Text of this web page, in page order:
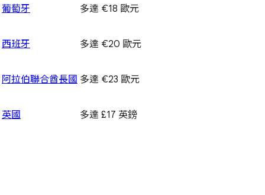
葡萄牙 多達 €18 歐元
西班牙 多達 €20 歐元
阿拉伯聯合酋長國 多達 €23 歐元
英國 多達 £17 英鎊